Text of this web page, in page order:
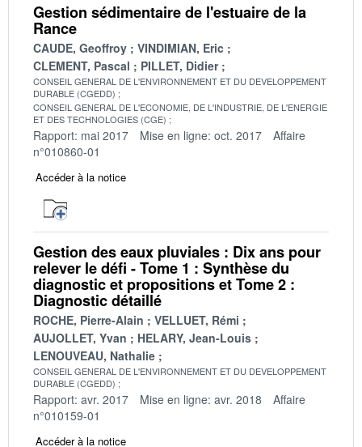
Gestion sédimentaire de l'estuaire de la
Rance
CAUDE, Geoffroy
VINDIMIAN, Eric
CLEMENT, Pascal
PILLET, Didier
CONSEIL GENERAL DE L'ENVIRONNEMENT ET DU DEVELOPPEMENT
DURABLE (CGEDD)
CONSEIL GENERAL DE L'ECONOMIE, DE L'INDUSTRIE, DE L'ENERGIE
ET DES TECHNOLOGIES (CGE)
Rapport: mai 2017 Mise en ligne: oct. 2017
Affaire
n°010860-01
Accéder à la notice
Gestion des eaux pluviales : Dix ans pour
relever le défi - Tome 1 : Synthèse du
diagnostic et propositions et Tome 2 :
Diagnostic détaillé
ROCHE, Pierre-Alain
VELLUET, Rémi
AUJOLLET, Yvan
HELARY, Jean-Louis
LENOUVEAU, Nathalie
CONSEIL GENERAL DE L'ENVIRONNEMENT ET DU DEVELOPPEMENT
DURABLE (CGEDD)
Rapport: avr. 2017 Mise en ligne: avr. 2018
Affaire
n°010159-01
Accéder à la notice